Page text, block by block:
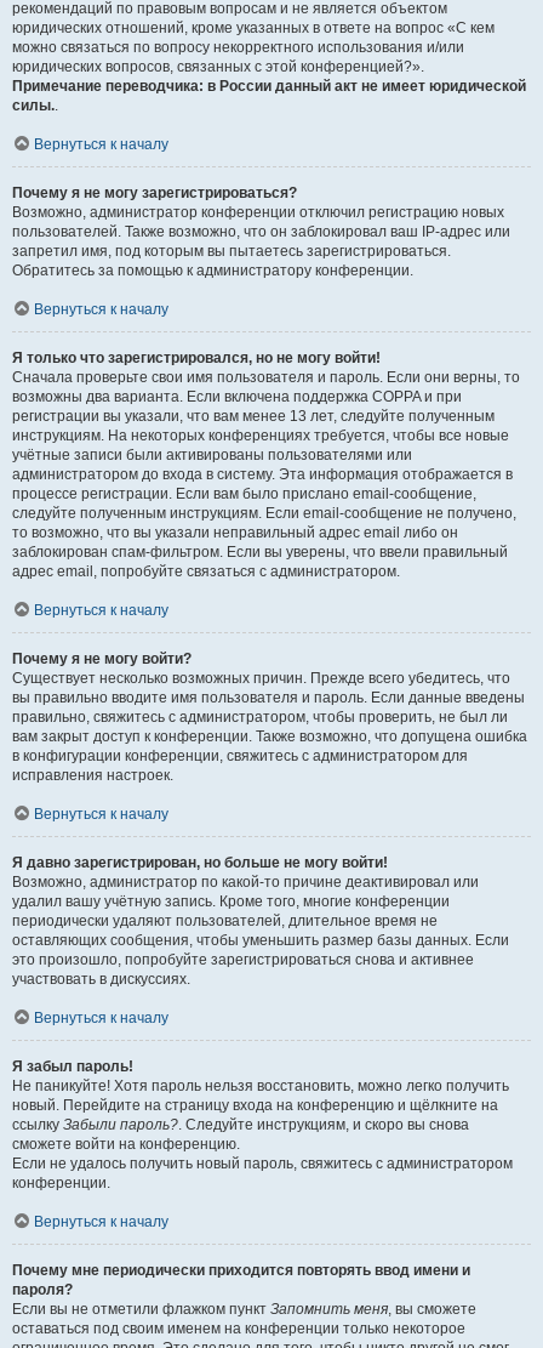
рекомендаций по правовым вопросам и не является объектом
юридических отношений, кроме указанных в ответе на вопрос «С кем
можно связаться по вопросу некорректного использования и/или
юридических вопросов, связанных с этой конференцией?».
Примечание переводчика: в России данный акт не имеет юридической
силы..
Вернуться к началу
Почему я не могу зарегистрироваться?
Возможно, администратор конференции отключил регистрацию новых
пользователей. Также возможно, что он заблокировал ваш IP-адрес или
запретил имя, под которым вы пытаетесь зарегистрироваться.
Обратитесь за помощью к администратору конференции.
Вернуться к началу
Я только что зарегистрировался, но не могу войти!
Сначала проверьте свои имя пользователя и пароль. Если они верны, то
возможны два варианта. Если включена поддержка COPPA и при
регистрации вы указали, что вам менее 13 лет, следуйте полученным
инструкциям. На некоторых конференциях требуется, чтобы все новые
учётные записи были активированы пользователями или
администратором до входа в систему. Эта информация отображается в
процессе регистрации. Если вам было прислано email-сообщение,
следуйте полученным инструкциям. Если email-сообщение не получено,
то возможно, что вы указали неправильный адрес email либо он
заблокирован спам-фильтром. Если вы уверены, что ввели правильный
адрес email, попробуйте связаться с администратором.
Вернуться к началу
Почему я не могу войти?
Существует несколько возможных причин. Прежде всего убедитесь, что
вы правильно вводите имя пользователя и пароль. Если данные введены
правильно, свяжитесь с администратором, чтобы проверить, не был ли
вам закрыт доступ к конференции. Также возможно, что допущена ошибка
в конфигурации конференции, свяжитесь с администратором для
исправления настроек.
Вернуться к началу
Я давно зарегистрирован, но больше не могу войти!
Возможно, администратор по какой-то причине деактивировал или
удалил вашу учётную запись. Кроме того, многие конференции
периодически удаляют пользователей, длительное время не
оставляющих сообщения, чтобы уменьшить размер базы данных. Если
это произошло, попробуйте зарегистрироваться снова и активнее
участвовать в дискуссиях.
Вернуться к началу
Я забыл пароль!
Не паникуйте! Хотя пароль нельзя восстановить, можно легко получить
новый. Перейдите на страницу входа на конференцию и щёлкните на
ссылку Забыли пароль?. Следуйте инструкциям, и скоро вы снова
сможете войти на конференцию.
Если не удалось получить новый пароль, свяжитесь с администратором
конференции.
Вернуться к началу
Почему мне периодически приходится повторять ввод имени и
пароля?
Если вы не отметили флажком пункт Запомнить меня, вы сможете
оставаться под своим именем на конференции только некоторое